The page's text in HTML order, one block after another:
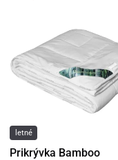
letné
Prikrývka Bamboo